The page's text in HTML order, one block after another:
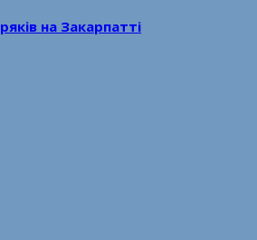
на Закарпатті